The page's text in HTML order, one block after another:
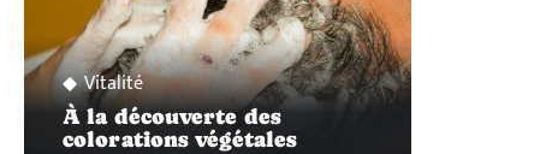
Vitalité
À la découverte des
colorations végétales